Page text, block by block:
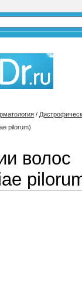
/
pilorum)
волос